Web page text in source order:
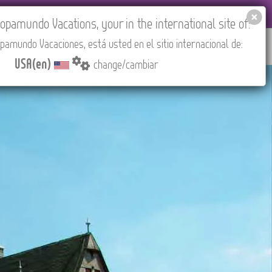
ABOUT US CONTACT Find your Tour
Vacations, your in the international site of:
Vacaciones, está usted en el sitio internacional de:
USA(en) change/cambiar